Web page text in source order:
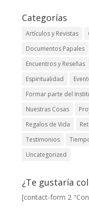
Categorías
Artículos y Revistas
Documentos Papales
Encuentros y Reseñas
Espiritualidad
Formar parte del
Nuestras Cosas
Regalos de Vida
Testimonios
Uncategorized
¿Te gustaría
[contact-form 2